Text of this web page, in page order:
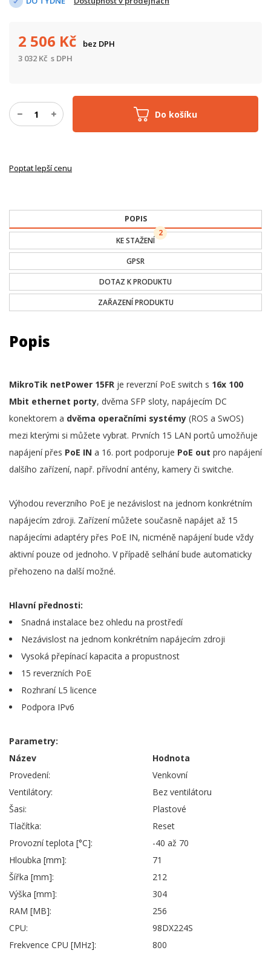
Do košíku
2 506 Kč
bez DPH
3 032 Kč s DPH
Poptat lepší cenu
POPIS
KE STAŽENÍ
2
GPSR
DOTAZ K PRODUKTU
ZAŘAZENÍ PRODUKTU
Popis
MikroTik netPower 15FR je reverzní PoE switch s 16x 100
Mbit ethernet porty, dvěma SFP sloty, napájecím DC
konektorem a dvěma operačními systémy (ROS a SwOS)
mezi kterými si můžete vybrat. Prvních 15 LAN portů umožňuje
napájení přes PoE IN a 16. port podporuje PoE out pro napájení
dalšího zařízení, např. přívodní antény, kamery či switche.
Výhodou reverzního PoE je nezávislost na jednom konkrétním
napájecím zdroji. Zařízení můžete současně napájet až 15
napájecími adaptéry přes PoE IN, nicméně napájení bude vždy
aktivní pouze od jednoho. V případě selhání bude automaticky
přehozeno na další možné.
Hlavní přednosti:
Snadná instalace bez ohledu na prostředí
Nezávislost na jednom konkrétním napájecím zdroji
Vysoká přepínací kapacita a propustnost
15 reverzních PoE
Rozhraní L5 licence
Podpora IPv6
Parametry:
Název
Hodnota
Provedení:
Venkovní
Ventilátory:
Bez ventilátoru
Šasi:
Plastové
Tlačítka:
Reset
Provozní teplota [°C]:
-40 až 70
Hloubka [mm]:
71
Šířka [mm]:
212
Výška [mm]:
304
RAM [MB]:
256
CPU:
98DX224S
Frekvence CPU [MHz]:
800